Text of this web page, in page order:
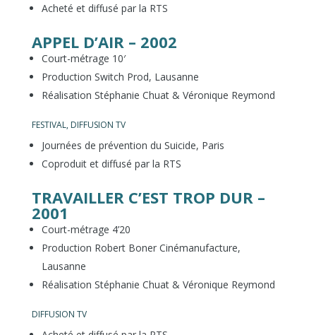
Acheté et diffusé par la RTS
APPEL D’AIR – 2002
Court-métrage 10′
Production Switch Prod, Lausanne
Réalisation Stéphanie Chuat & Véronique Reymond
FESTIVAL, DIFFUSION TV
Journées de prévention du Suicide, Paris
Coproduit et diffusé par la RTS
TRAVAILLER C’EST TROP DUR –
2001
Court-métrage 4’20
Production Robert Boner Cinémanufacture,
Lausanne
Réalisation Stéphanie Chuat & Véronique Reymond
DIFFUSION TV